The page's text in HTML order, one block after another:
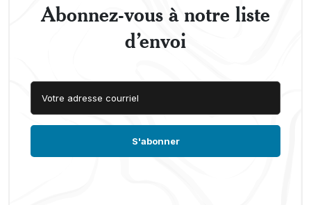
Abonnez-vous à notre liste
d’envoi